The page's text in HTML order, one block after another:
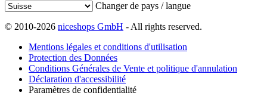
Changer de pays / langue
© 2010-2026 niceshops GmbH - All rights reserved.
Mentions légales et conditions d'utilisation
Protection des Données
Conditions Générales de Vente et politique d'annulation
Déclaration d'accessibilité
Paramètres de confidentialité